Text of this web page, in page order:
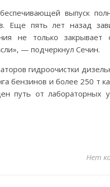
выпуск
Еще пять лет назад
не только закрывает
— подчеркнул Сечин.
гидроочистки
бензинов и более 250 т
путь от лабораторных
Нет